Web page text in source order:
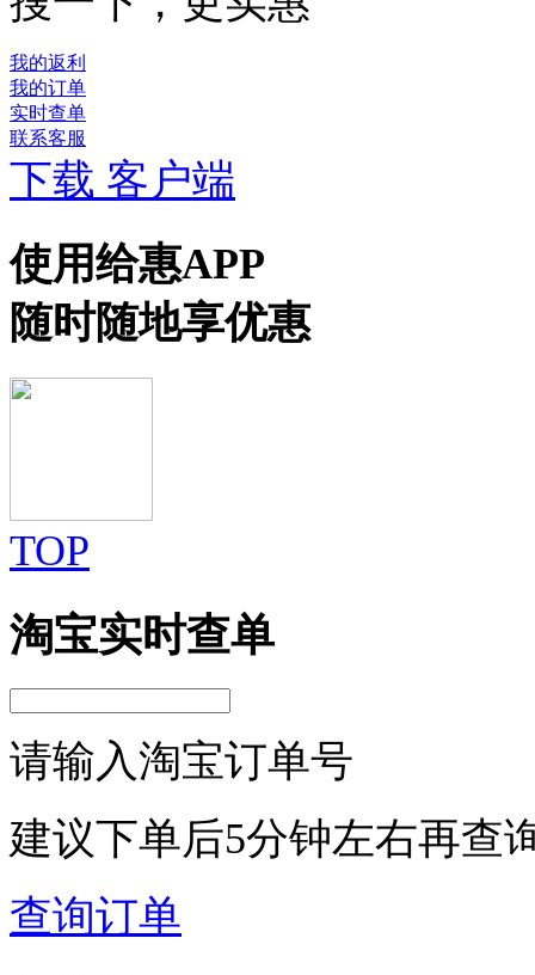
我的返利
我的订单
实时查单
联系客服
下载 客户端
使用给惠APP
随时随地享优惠
TOP
淘宝实时查单
请输入淘宝订单号
建议下单后5分钟左右再查
查询订单